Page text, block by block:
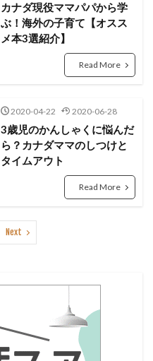
カナダ現役ママパパから学
ぶ！海外の子育て【オスス
メ本3選紹介】
Read More
2020-04-22 2020-06-28
3歳児のかんしゃくに悩んだ
ら？カナダママのしつけと
タイムアウト
Read More
Next